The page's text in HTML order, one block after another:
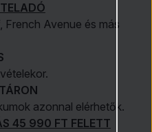
Avenue és más
azonnal elérhetők.
45 990 FT FELETT